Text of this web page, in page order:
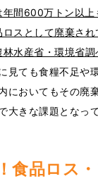
年間600万トン以上
ロスとして廃棄され
林水産省・環境省調
見ても食糧不足や
においてもその廃
大きな課題となっ
食品ロス